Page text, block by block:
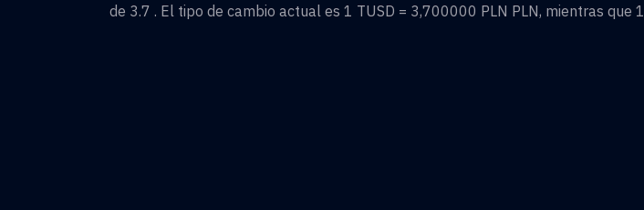
de 3.7 . El tipo de cambio actual es 1 TUSD = 3,700000 PLN PLN, mientras que 1